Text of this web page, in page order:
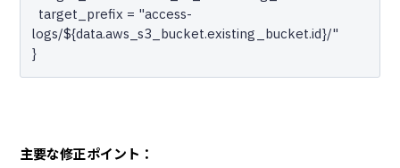
logs/${data.aws_s3_bucket.existing_bucket.id}/"
}
主要な修正ポイント：